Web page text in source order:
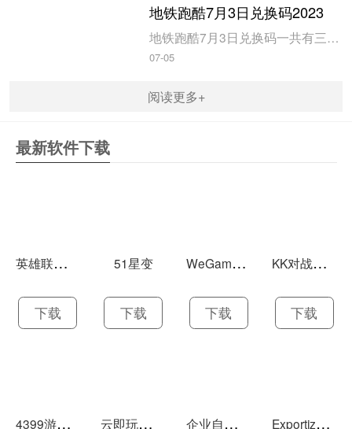
地铁跑酷7月3日兑换码2023
地铁跑酷7月3日兑换码一共有三个，玩家使用以后即可获得大量的钥匙和金币，米葫芦小编带来地铁跑酷7月3日兑换码2023，一起来看看吧。地铁跑酷7月3日兑换码20231、兑换码：FANBOOK地铁社区七十万人福利2、兑换码：FANBOOK7服十万人福利3、兑换码：FANBOOK地铁跑酷二十万人福4、玩...
07-05
阅读更多+
最新软件下载
英
雄联盟LOL 13.21
下载
51星变
下载
W
eGame(腾讯游戏平台TGP) 5.10.19.1000
下载
K
K对战平台 1.0.1
下载
4
399游戏盒 官方下载 7.9.1 云
即玩游戏盒 1.0.5.4 企
业自助建站系统 9.0 E
xportizer 9.0.8